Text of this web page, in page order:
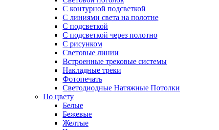
С контурной подсветкой
С линиями света на полотне
С подсветкой
С подсветкой через полотно
С рисунком
Световые линии
Встроенные трековые системы
Накладные треки
Фотопечать
Светодиодные Натяжные Потолки
По цвету
Белые
Бежевые
Желтые